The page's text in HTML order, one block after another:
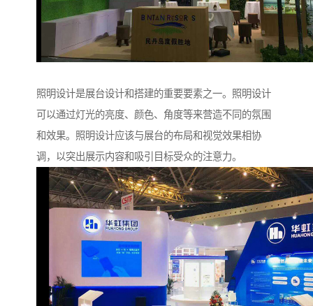
照明设计是展台设计和搭建的重要要素之一。照明设计
可以通过灯光的亮度、颜色、角度等来营造不同的氛围
和效果。照明设计应该与展台的布局和视觉效果相协
调，以突出展示内容和吸引目标受众的注意力。